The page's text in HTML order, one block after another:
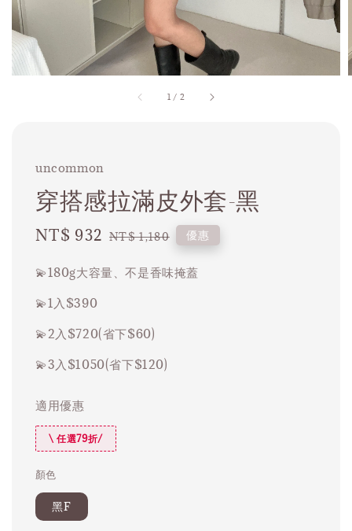
1 / 2
uncommon
穿搭感拉滿皮外套-黑
Sale
NT$ 932 Regular
NT$ 1,180 優惠
💫180g大容量、不是香味掩蓋
💫1入$390
💫2入$720(省下$60)
💫3入$1050(省下$120)
適用優惠
\ 任選79折/
顏色
黑F